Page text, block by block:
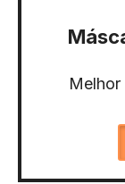
Melhor